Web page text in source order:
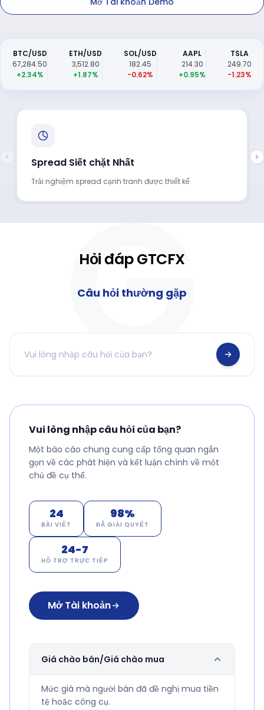
BTC/USD
67,284.50
+2.34%
ETH/USD
3,512.80
+1.87%
SOL/USD
182.45
-0.62%
AAPL
214.30
+0.95%
TSLA
249.70
-1.23%
Spread Siết chặt Nhất
Trải nghiệm spread cạnh tranh được thiết kế
Hỏi đáp GTCFX
Câu hỏi thường gặp
Vui lòng nhập câu hỏi của bạn?
Một báo cáo chung cung cấp tổng quan ngắn
gọn về các phát hiện và kết luận chính về một
chủ đề cụ thể.
24
BÀI VIẾT
98%
ĐÃ GIẢI QUYẾT
24-7
HỖ TRỢ TRỰC TIẾP
Mở Tài khoản
Giá chào bán/Giá chào mua
Mức giá mà người bán đã đề nghị mua tiền
tệ hoặc công cụ.